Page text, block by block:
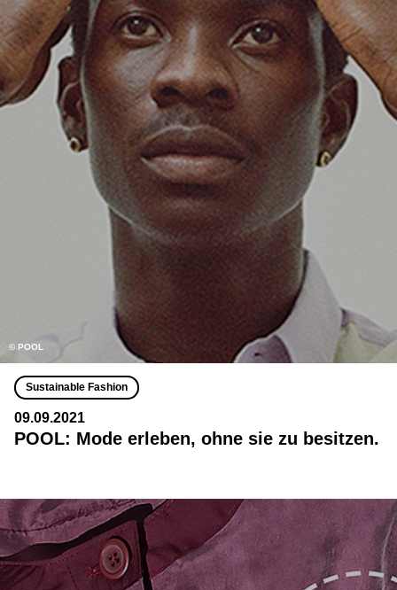
© POOL
Sustainable Fashion
09.09.2021
POOL: Mode erleben, ohne sie zu besitzen.